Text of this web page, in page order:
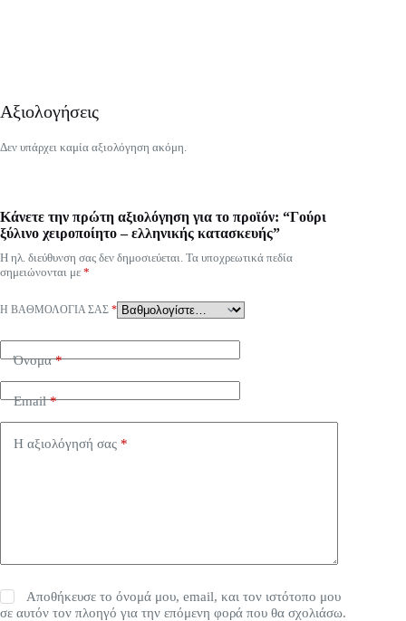
Αξιολογήσεις
Δεν υπάρχει καμία αξιολόγηση ακόμη.
Κάνετε την πρώτη αξιολόγηση για το προϊόν: “Γούρι
ξύλινο χειροποίητο – ελληνικής κατασκευής”
Η ηλ. διεύθυνση σας δεν δημοσιεύεται. Τα υποχρεωτικά πεδία
σημειώνονται με *
Η ΒΑΘΜΟΛΟΓΊΑ ΣΑΣ *
Όνομα*
Email*
Η αξιολόγησή σας *
Αποθήκευσε το όνομά μου, email, και τον ιστότοπο μου
σε αυτόν τον πλοηγό για την επόμενη φορά που θα σχολιάσω.